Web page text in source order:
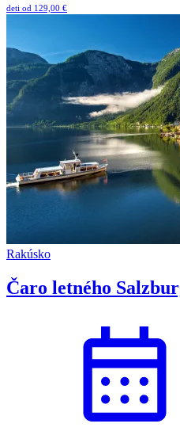
deti od 129,00 €
Rakúsko
Čaro letného